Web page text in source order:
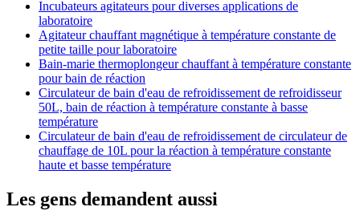
Incubateurs agitateurs pour diverses applications de
laboratoire
Agitateur chauffant magnétique à température constante de
petite taille pour laboratoire
Bain-marie thermoplongeur chauffant à température constante
pour bain de réaction
Circulateur de bain d'eau de refroidissement de refroidisseur
50L, bain de réaction à température constante à basse
température
Circulateur de bain d'eau de refroidissement de circulateur de
chauffage de 10L pour la réaction à température constante
haute et basse température
Les gens demandent aussi